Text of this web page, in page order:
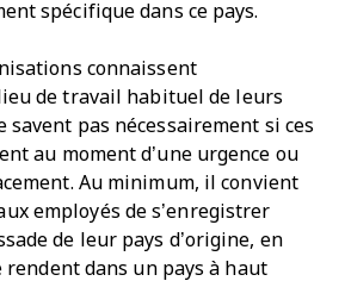
spécifique dans ce pays.
connaissent
de travail habituel de leurs
savent pas nécessairement si ces
au moment d’une urgence ou
Au minimum, il convient
employés de s’enregistrer
de leur pays d’origine, en
rendent dans un pays à haut